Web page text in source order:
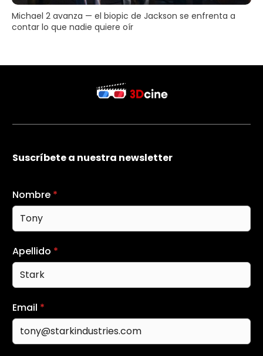
Michael 2 avanza — el biopic de Jackson se enfrenta a
contar lo que nadie quiere oír
Suscríbete a nuestra newsletter
Nombre *
Apellido *
Email *